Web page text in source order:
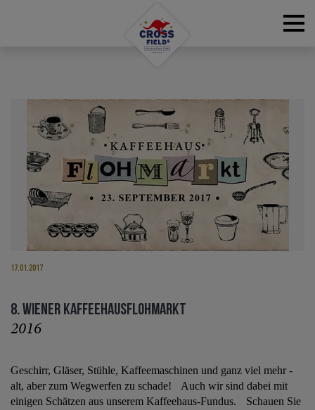
17.01.2017
8. WIENER KAFFEEHAUSFLOHMARKT
2016
Geschirr, Gläser, Stühle, Kaffeemaschinen und ganz viel mehr -
alt, aber zum Wegwerfen zu schade! Auch wir sind dabei mit
einigen Schätzen aus unserem Kaffeehaus-Fundus. Schauen Sie